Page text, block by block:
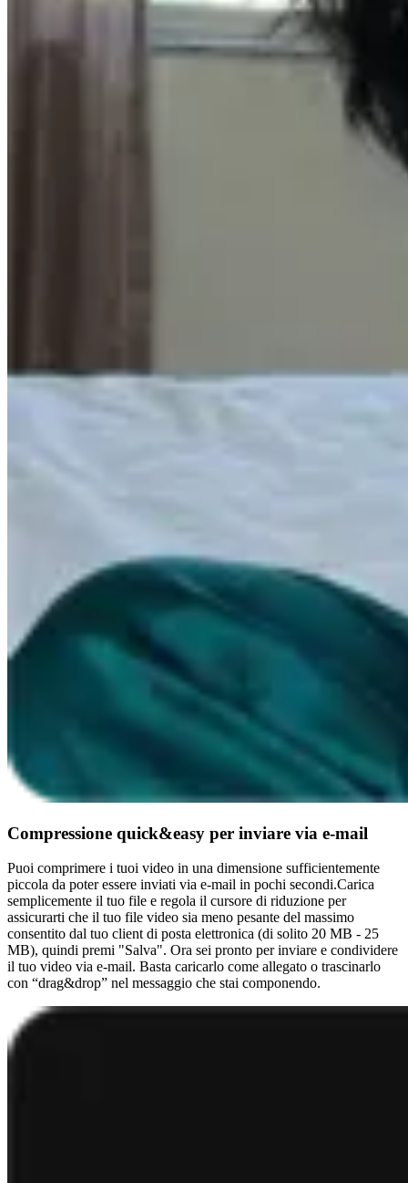
Compressione quick&easy per inviare via e-mail
Puoi comprimere i tuoi video in una dimensione sufficientemente
piccola da poter essere inviati via e-mail in pochi secondi. ​​Carica
semplicemente il tuo file e regola il cursore di riduzione per
assicurarti che il tuo file video sia meno pesante del massimo
consentito dal tuo client di posta elettronica (di solito 20 MB - 25
MB), quindi premi "Salva". Ora sei pronto per inviare e condividere
il tuo video via e-mail. Basta caricarlo come allegato o trascinarlo
con “drag&drop” nel messaggio che stai componendo.